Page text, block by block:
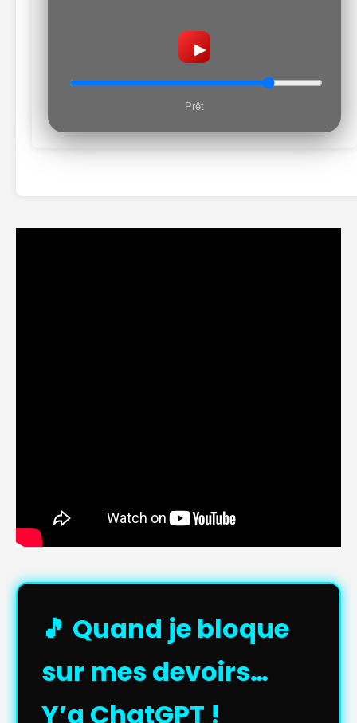
▶
Prêt
🎵 Quand je bloque
sur mes devoirs…
Y’a ChatGPT !